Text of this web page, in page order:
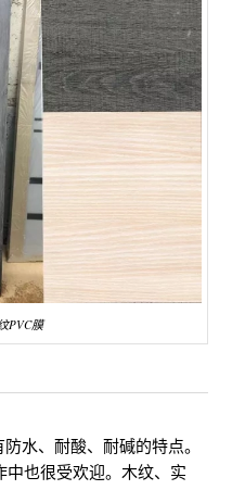
PVC膜
水、耐酸、耐碱的特点。
中也很受欢迎。木纹、实